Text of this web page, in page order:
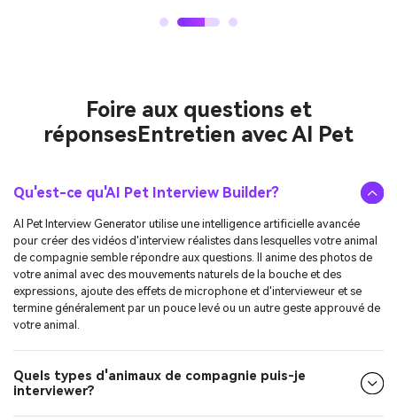
Foire aux questions et
réponses Entretien avec AI Pet
Qu'est-ce qu'AI Pet Interview Builder?
AI Pet Interview Generator utilise une intelligence artificielle avancée
pour créer des vidéos d'interview réalistes dans lesquelles votre animal
de compagnie semble répondre aux questions. Il anime des photos de
votre animal avec des mouvements naturels de la bouche et des
expressions, ajoute des effets de microphone et d'intervieweur et se
termine généralement par un pouce levé ou un autre geste approuvé de
votre animal.
Quels types d'animaux de compagnie puis-je
interviewer?